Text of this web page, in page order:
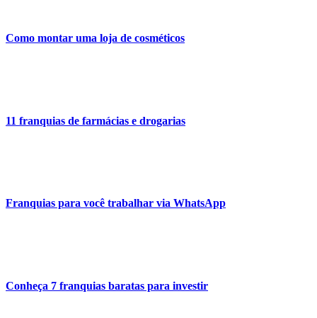
Como montar uma loja de cosméticos
11 franquias de farmácias e drogarias
Franquias para você trabalhar via WhatsApp
Conheça 7 franquias baratas para investir